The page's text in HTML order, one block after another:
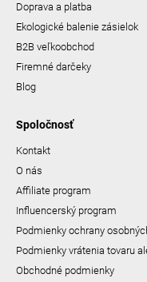
Doprava a platba
Ekologické balenie zásielok
B2B veľkoobchod
Firemné darčeky
Blog
Spoločnosť
Kontakt
O nás
Affiliate program
Influencerský program
Podmienky ochrany
Podmienky vrátenia tovaru
Obchodné podmienky